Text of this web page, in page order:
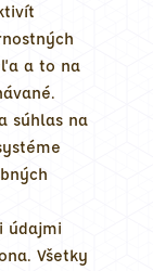
a to na
súhlas na
údajmi
Všetky